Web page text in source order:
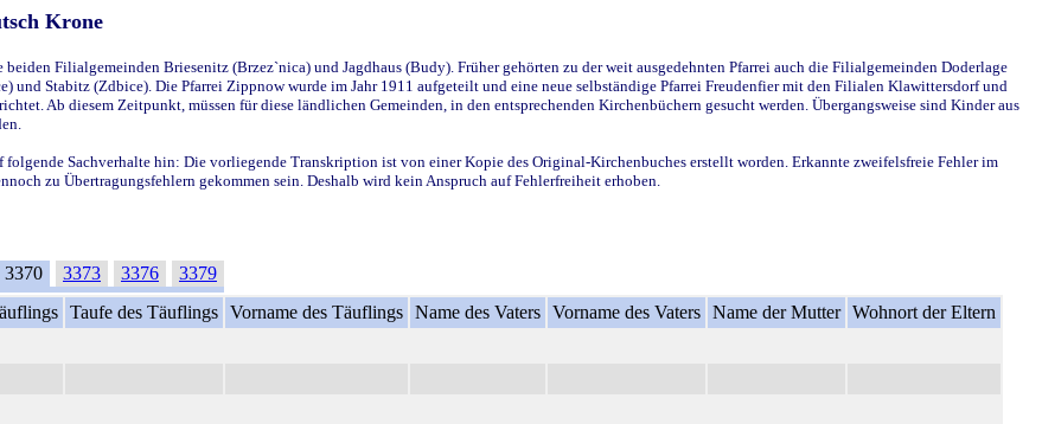
Krone
Filialgemeinden Briesenitz (Brzez`nica) und Jagdhaus (Budy). Früher gehörten zu der weit ausgedehnten Pfarrei auch die Filialgemeinden Doderlage
und Stabitz (Zdbice). Die Pfarrei Zippnow wurde im Jahr 1911 aufgeteilt und eine neue selbständige Pfarrei Freudenfier mit den Filialen Klawittersdorf und
Ab diesem Zeitpunkt, müssen für diese ländlichen Gemeinden, in den entsprechenden Kirchenbüchern gesucht werden. Übergangsweise sind Kinder aus
folgende Sachverhalte hin: Die vorliegende Transkription ist von einer Kopie des Original-Kirchenbuches erstellt worden. Erkannte zweifelsfreie Fehler im
zu Übertragungsfehlern gekommen sein. Deshalb wird kein Anspruch auf Fehlerfreiheit erhoben.
3370 3373 3376
3379
Taufe des Täuflings Vorname des Täuflings Name des Vaters Vorname des Vaters Name der Mutter Wohnort der Eltern